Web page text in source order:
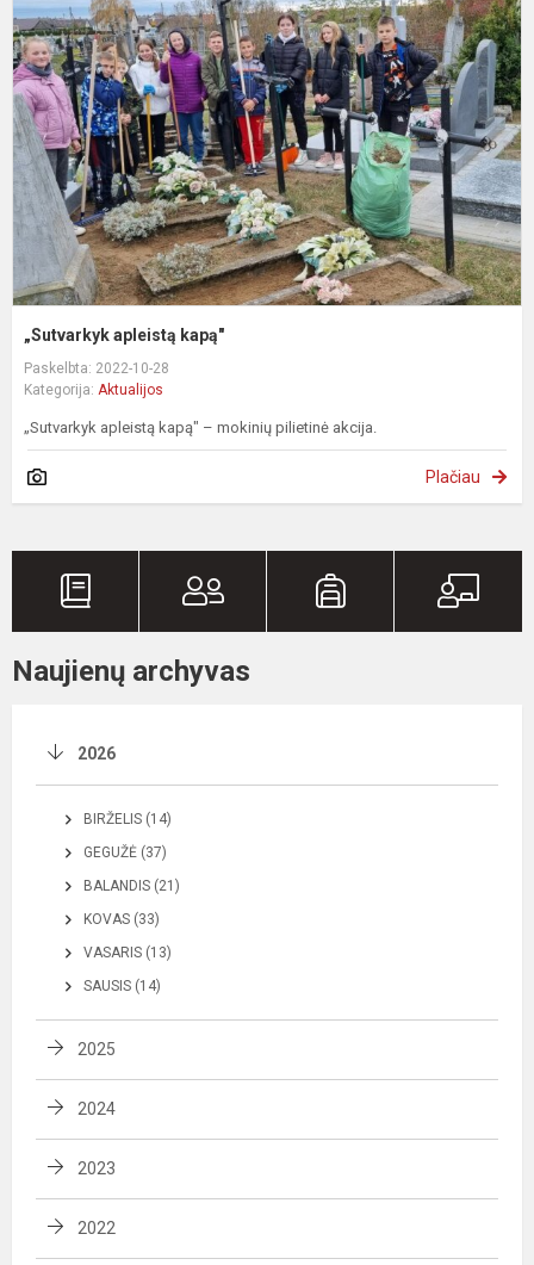
„Sutvarkyk apleistą kapą"
Paskelbta: 2022-10-28
Kategorija: Aktualijos
„Sutvarkyk apleistą kapą" – mokinių pilietinė akcija.
Plačiau
Naujienų archyvas
2026
BIRŽELIS (14)
GEGUŽĖ (37)
BALANDIS (21)
KOVAS (33)
VASARIS (13)
SAUSIS (14)
2025
2024
2023
2022